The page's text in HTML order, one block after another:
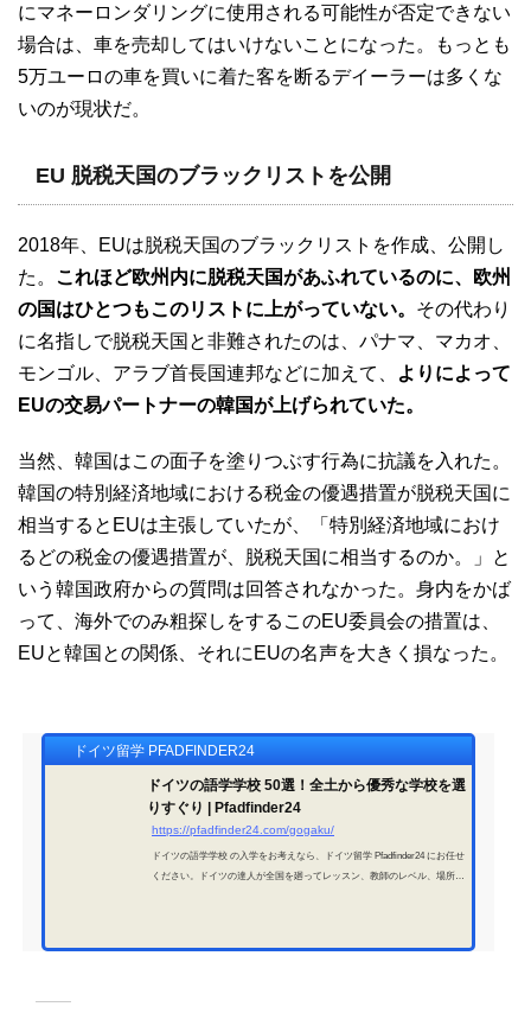
にマネーロンダリングに使用される可能性が否定できない
場合は、車を売却してはいけないことになった。もっとも
5万ユーロの車を買いに着た客を断るデイーラーは多くな
いのが現状だ。
EU 脱税天国のブラックリストを公開
2018年、EUは脱税天国のブラックリストを作成、公開し
た。 これほど欧州内に脱税天国があふれているのに、欧州
の国はひとつもこのリストに上がっていない。 その代わり
に名指しで脱税天国と非難されたのは、パナマ、マカオ、
モンゴル、アラブ首長国連邦などに加えて、
よりによって
EUの交易パートナーの韓国が上げられていた。
当然、韓国はこの面子を塗りつぶす行為に抗議を入れた。
韓国の特別経済地域における税金の優遇措置が脱税天国に
相当するとEUは主張していたが、「特別経済地域におけ
るどの税金の優遇措置が、脱税天国に相当するのか。」と
いう韓国政府からの質問は回答されなかった。身内をかば
って、海外でのみ粗探しをするこのEU委員会の措置は、
EUと韓国との関係、それにEUの名声を大きく損なった。
ドイツ留学 PFADFINDER24
ドイツの語学学校 50選！全土から優秀な学校を選
りすぐり | Pfadfinder24
https://pfadfinder24.com/gogaku/
ドイツの語学学校 の入学をお考えなら、ドイツ留学 Pfadfinder24 にお任せ
ください。ドイツの達人が全国を廻ってレッスン、教師のレベル、場所、